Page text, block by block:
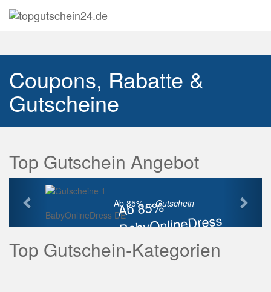
Coupons, Rabatte &
Gutscheine
Top Gutschein Angebot
Ab 85%
BabyOnlineDress
Rabatt
Ab 85% ...Gutschein
BabyOnlineDress DE
Vorherige
Top Gutschein-Kategorien